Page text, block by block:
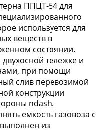
ППЦТ-54 для
используется для
веществ в
состоянии.
двухосной тележке и
при помощи
слив перевозимой
конструкции
ndash.
емкость газовоза с
из